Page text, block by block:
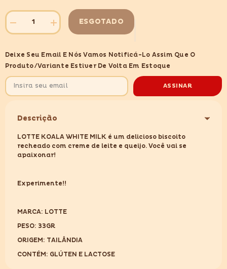
Diminuir
quantidade
KOALA
WHITE
33GR
Aumentar
quantidade
KOALA
WHITE
33GR
ESGOTADO
Deixe Seu Email E Nós Vamos Notificá-Lo Assim Que O
Produto/variante Estiver De Volta Em Estoque
ASSINAR
Descrição
LOTTE KOALA WHITE MILK é um delicioso biscoito
recheado com creme de leite e queijo. Você vai se
apaixonar!
Experimente!!
MARCA: LOTTE
PESO: 33GR
ORIGEM: TAILÂNDIA
CONTÉM: GLÚTEN E LACTOSE